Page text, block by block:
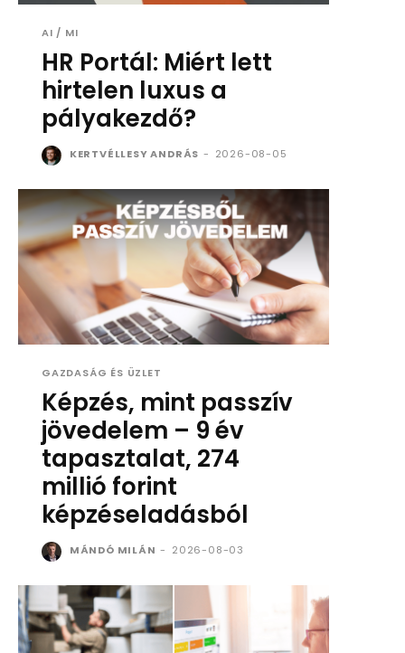
AI / MI
HR Portál: Miért lett
hirtelen luxus a
pályakezdő?
KERTVÉLLESY ANDRÁS - 2026-08-05
GAZDASÁG ÉS ÜZLET
Képzés, mint passzív
jövedelem – 9 év
tapasztalat, 274
millió forint
képzéseladásból
MÁNDÓ MILÁN - 2026-08-03